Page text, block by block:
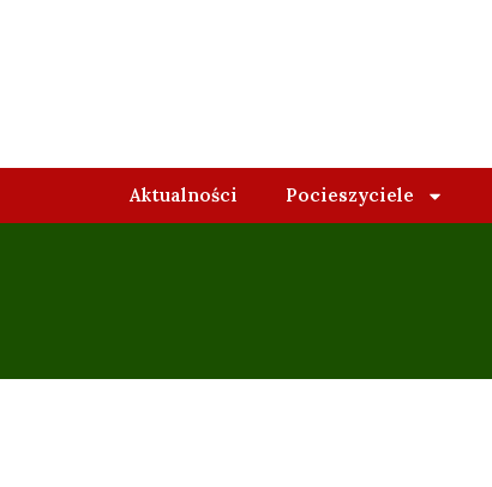
Aktualności Pocieszyciele